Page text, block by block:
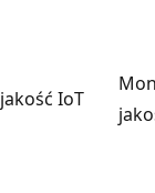
jakość IoT